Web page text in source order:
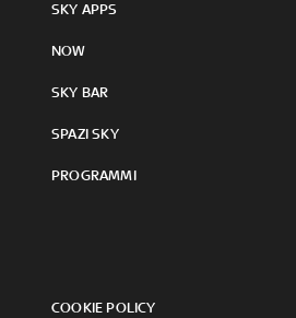
SKY APPS
NOW
SKY BAR
SPAZI SKY
PROGRAMMI
COOKIE POLICY